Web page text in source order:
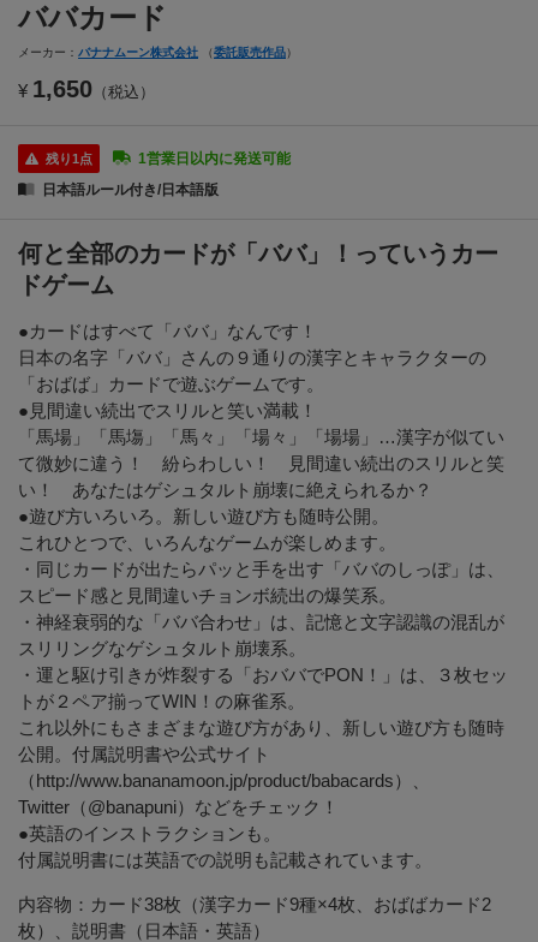
ババカード
メーカー： バナナムーン株式会社 （委託販売作品）
¥ 1,650 （税込）
残り1点
1営業日以内に発送可能
日本語ルール付き/日本語版
何と全部のカードが「ババ」！っていうカー
ドゲーム
●カードはすべて「ババ」なんです！
日本の名字「ババ」さんの９通りの漢字とキャラクターの
「おばば」カードで遊ぶゲームです。
●見間違い続出でスリルと笑い満載！
「馬場」「馬塲」「馬々」「場々」「場場」…漢字が似てい
て微妙に違う！ 紛らわしい！ 見間違い続出のスリルと笑
い！ あなたはゲシュタルト崩壊に絶えられるか？
●遊び方いろいろ。新しい遊び方も随時公開。
これひとつで、いろんなゲームが楽しめます。
・同じカードが出たらパッと手を出す「ババのしっぽ」は、
スピード感と見間違いチョンボ続出の爆笑系。
・神経衰弱的な「ババ合わせ」は、記憶と文字認識の混乱が
スリリングなゲシュタルト崩壊系。
・運と駆け引きが炸裂する「おババでPON！」は、３枚セッ
トが２ペア揃ってWIN！の麻雀系。
これ以外にもさまざまな遊び方があり、新しい遊び方も随時
公開。付属説明書や公式サイト
（http://www.bananamoon.jp/product/babacards）、
Twitter（@banapuni）などをチェック！
●英語のインストラクションも。
付属説明書には英語での説明も記載されています。
内容物：カード38枚（漢字カード9種×4枚、おばばカード2
枚）、説明書（日本語・英語）